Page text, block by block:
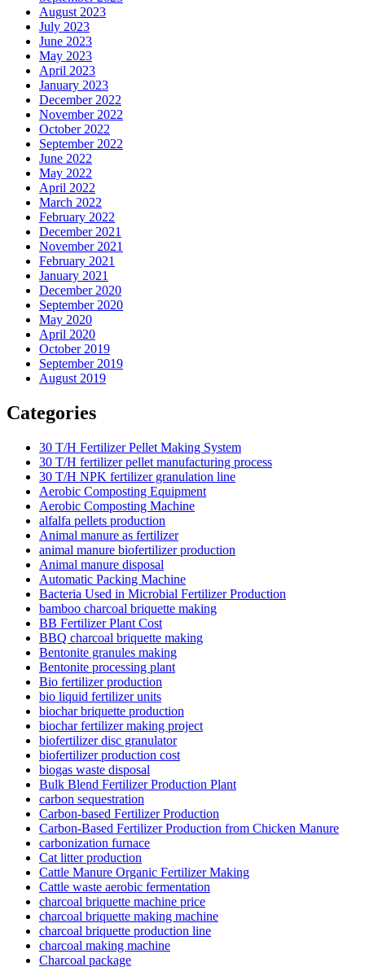
August 2023
July 2023
June 2023
May 2023
April 2023
January 2023
December 2022
November 2022
October 2022
September 2022
June 2022
May 2022
April 2022
March 2022
February 2022
December 2021
November 2021
February 2021
January 2021
December 2020
September 2020
May 2020
April 2020
October 2019
September 2019
August 2019
Categories
30 T/H Fertilizer Pellet Making System
30 T/H fertilizer pellet manufacturing process
30 T/H NPK fertilizer granulation line
Aerobic Composting Equipment
Aerobic Composting Machine
alfalfa pellets production
Animal manure as fertilizer
animal manure biofertilizer production
Animal manure disposal
Automatic Packing Machine
Bacteria Used in Microbial Fertilizer Production
bamboo charcoal briquette making
BB Fertilizer Plant Cost
BBQ charcoal briquette making
Bentonite granules making
Bentonite processing plant
Bio fertilizer production
bio liquid fertilizer units
biochar briquette production
biochar fertilizer making project
biofertilizer disc granulator
biofertilizer production cost
biogas waste disposal
Bulk Blend Fertilizer Production Plant
carbon sequestration
Carbon-based Fertilizer Production
Carbon-Based Fertilizer Production from Chicken Manure
carbonization furnace
Cat litter production
Cattle Manure Organic Fertilizer Making
Cattle waste aerobic fermentation
charcoal briquette machine price
charcoal briquette making machine
charcoal briquette production line
charcoal making machine
Charcoal package